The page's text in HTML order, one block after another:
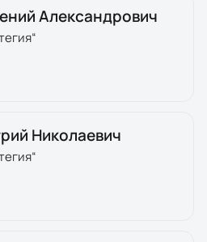
Александрович
Николаевич